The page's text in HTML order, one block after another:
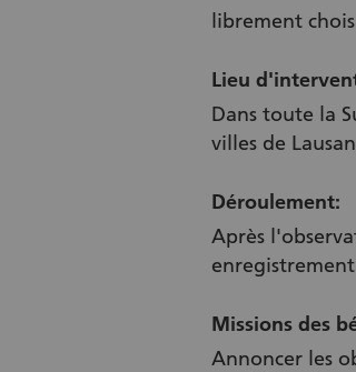
librement
Lieu
Dans toute la
villes de
Déroulement:
Après
enregistrement
Missions des
Annoncer les